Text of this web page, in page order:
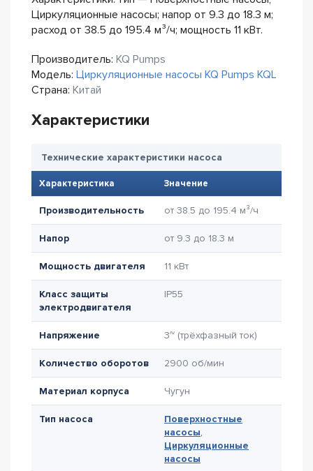
Циркуляционные насосы; напор от 9.3 до 18.3 м;
расход от 38.5 до 195.4 м³/ч; мощность 11 кВт.
Производитель: KQ Pumps
Модель: Циркуляционные насосы KQ Pumps KQL
Страна: Китай
Характеристики
Технические характеристики насоса
Характеристика Значение
Производительность от 38.5 до 195.4 м³/ч
Напор от 9.3 до 18.3 м
Мощность двигателя 11 кВт
Класс защиты
электродвигателя
IP55
Напряжение 3~ (трёхфазный ток)
Количество оборотов 2900 об/мин
Материал корпуса Чугун
Тип насоса
Поверхностные
насосы,
Циркуляционные
насосы